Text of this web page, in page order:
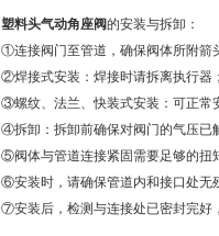
塑料头气动角座阀的安装与拆卸：
①连接阀门至管道，确保阀体所附箭
②焊接式安装：焊接时请拆离执行器
③螺纹、法兰、快装式安装：可正常
④拆卸：拆卸前确保对阀门的气压已
⑤阀体与管道连接紧固需要足够的扭
⑥安装时，请确保管道内和接口处无
⑦安装后，检测与连接处已密封完好